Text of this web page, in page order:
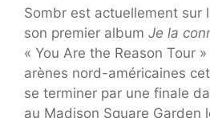
Sombr est actuellement sur
son premier album Je la
« You Are the Reason Tour
arènes nord-américaines
se terminer par une finale
au Madison Square Garden